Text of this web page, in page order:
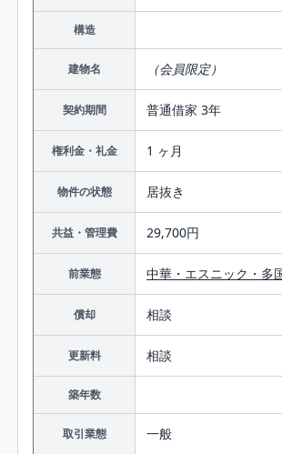
構造
建物名 （会員限定）
契約期間 普通借家 3年
権利金・礼金 1 ヶ月
物件の状態 居抜き
共益・管理費 29,700円
前業態 中華・エスニック・多
償却 相談
更新料 相談
築年数
取引業態 一般